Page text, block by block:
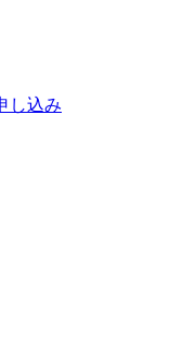
し込み